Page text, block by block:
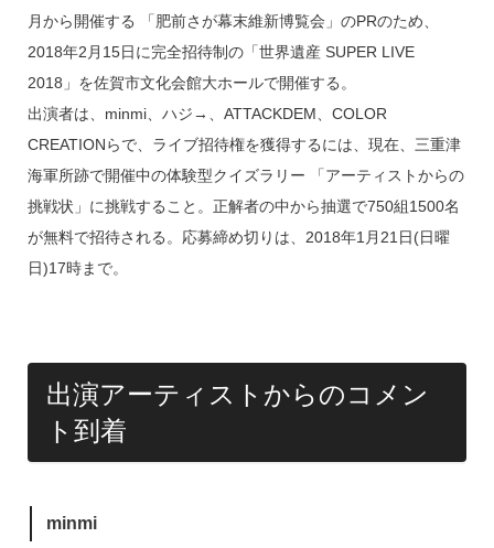
月から開催する 「肥前さが幕末維新博覧会」のPRのため、
2018年2月15日に完全招待制の「世界遺産 SUPER LIVE
2018」を佐賀市文化会館大ホールで開催する。
出演者は、minmi、ハジ→、ATTACKDEM、COLOR
CREATIONらで、ライブ招待権を獲得するには、現在、三重津
海軍所跡で開催中の体験型クイズラリー 「アーティストからの
挑戦状」に挑戦すること。正解者の中から抽選で750組1500名
が無料で招待される。応募締め切りは、2018年1月21日(日曜
日)17時まで。
出演アーティストからのコメン
ト到着
minmi